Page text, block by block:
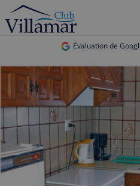
Évaluation de